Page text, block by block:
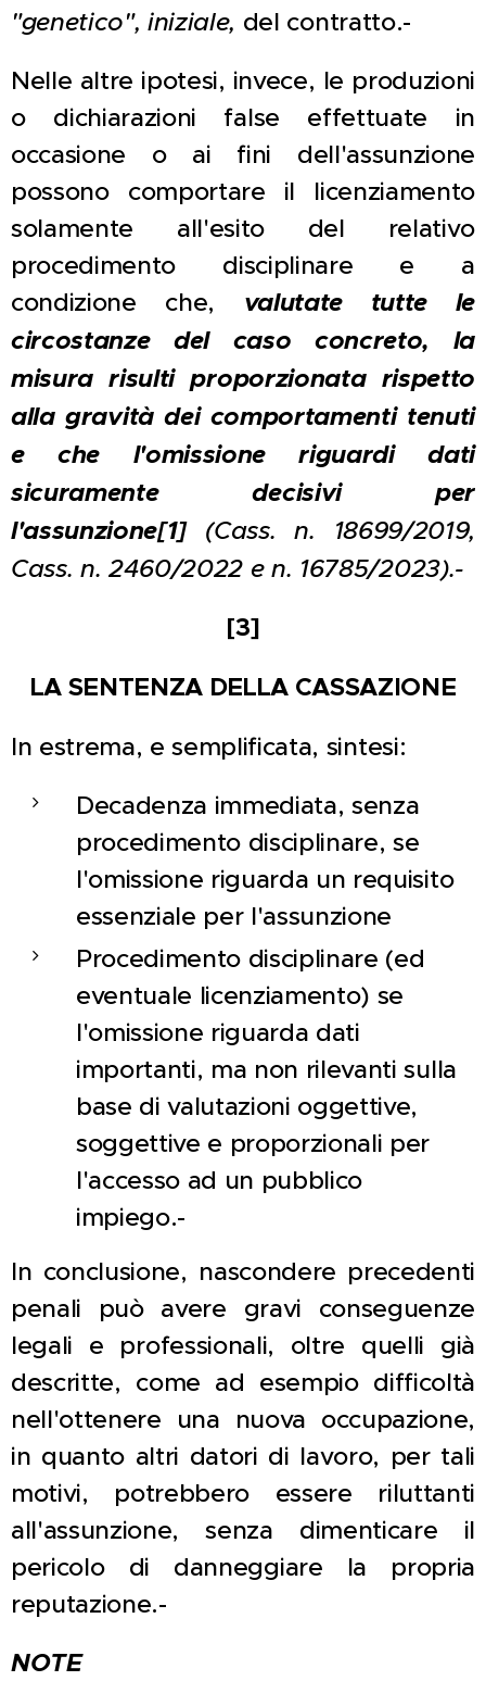
"genetico", iniziale, del contratto.-
Nelle altre ipotesi, invece, le produzioni
o dichiarazioni false effettuate in
occasione o ai fini dell'assunzione
possono comportare il licenziamento
solamente all'esito del relativo
procedimento disciplinare e a
condizione che, valutate tutte le
circostanze del caso concreto, la
misura risulti proporzionata rispetto
alla gravità dei comportamenti tenuti
e che l'omissione riguardi dati
sicuramente decisivi per
l'assunzione[1]
(Cass. n. 18699/2019,
Cass. n. 2460/2022 e n. 16785/2023).-
[3]
LA SENTENZA DELLA CASSAZIONE
In estrema, e semplificata, sintesi:
Decadenza immediata, senza
procedimento disciplinare, se
l'omissione riguarda un requisito
essenziale per l'assunzione
Procedimento disciplinare (ed
eventuale licenziamento) se
l'omissione riguarda dati
importanti, ma non rilevanti sulla
base di valutazioni oggettive,
soggettive e proporzionali per
l'accesso ad un pubblico
impiego.-
In conclusione, nascondere precedenti
penali può avere gravi conseguenze
legali e professionali, oltre quelli già
descritte, come ad esempio difficoltà
nell'ottenere una nuova occupazione,
in quanto altri datori di lavoro, per tali
motivi, potrebbero essere riluttanti
all'assunzione, senza dimenticare il
pericolo di danneggiare la propria
reputazione.-
NOTE